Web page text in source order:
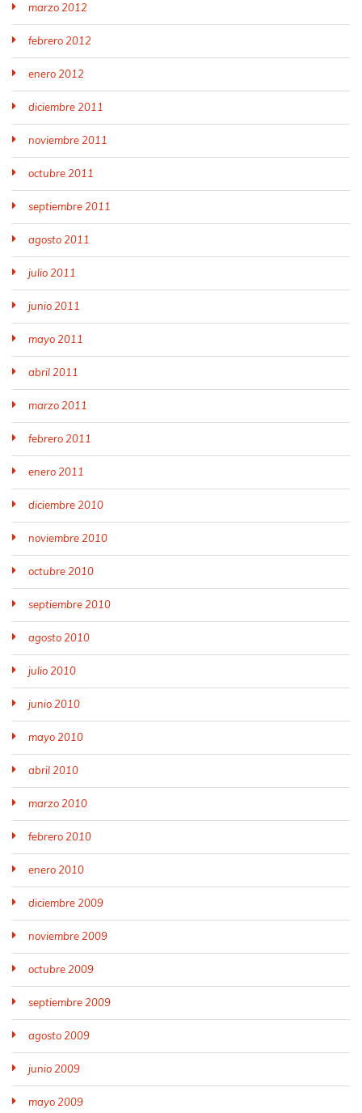
marzo 2012
febrero 2012
enero 2012
diciembre 2011
noviembre 2011
octubre 2011
septiembre 2011
agosto 2011
julio 2011
junio 2011
mayo 2011
abril 2011
marzo 2011
febrero 2011
enero 2011
diciembre 2010
noviembre 2010
octubre 2010
septiembre 2010
agosto 2010
julio 2010
junio 2010
mayo 2010
abril 2010
marzo 2010
febrero 2010
enero 2010
diciembre 2009
noviembre 2009
octubre 2009
septiembre 2009
agosto 2009
junio 2009
mayo 2009